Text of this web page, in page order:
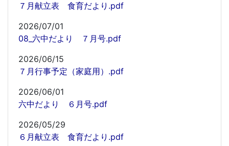
７月献立表 食育だより.pdf
2026/07/01
08_六中だより ７月号.pdf
2026/06/15
７月行事予定（家庭用）.pdf
2026/06/01
六中だより ６月号.pdf
2026/05/29
６月献立表 食育だより.pdf